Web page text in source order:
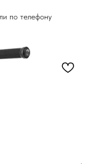
по телефону